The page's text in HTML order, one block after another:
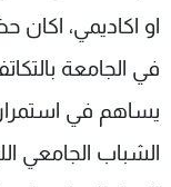
او اكاديمي، اكان
في الجامعة
يساهم في
الشباب الجامعي